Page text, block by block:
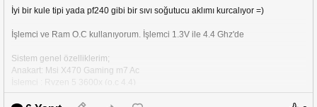
İyi bir kule tipi yada pf240 gibi bir sıvı soğutucu aklımı kurcalıyor =)
İşlemci ve Ram O.C kullanıyorum. İşlemci 1.3V ile 4.4 Ghz'de
Sistem genel özelliklerim;
Anakart: Msi X470 Gaming m7 Ac
Ram : Gskill 3200 (o.c 3600)